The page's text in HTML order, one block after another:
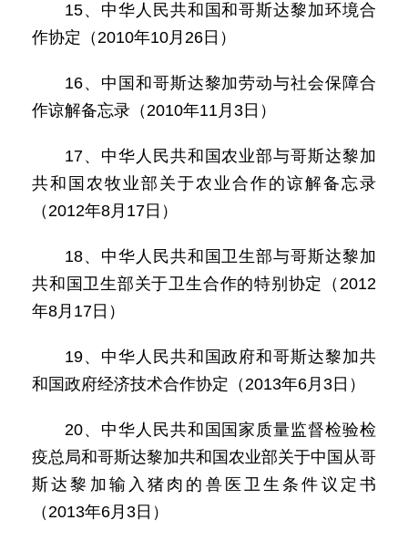
15、中华人民共和国和哥斯达黎加环境合
作协定（2010年10月26日）
16、中国和哥斯达黎加劳动与社会保障合
作谅解备忘录（2010年11月3日）
17、中华人民共和国农业部与哥斯达黎加
共和国农牧业部关于农业合作的谅解备忘录
（2012年8月17日）
18、中华人民共和国卫生部与哥斯达黎加
共和国卫生部关于卫生合作的特别协定（2012
年8月17日）
19、中华人民共和国政府和哥斯达黎加共
和国政府经济技术合作协定（2013年6月3日）
20、中华人民共和国国家质量监督检验检
疫总局和哥斯达黎加共和国农业部关于中国从哥
斯达黎加输入猪肉的兽医卫生条件议定书
（2013年6月3日）